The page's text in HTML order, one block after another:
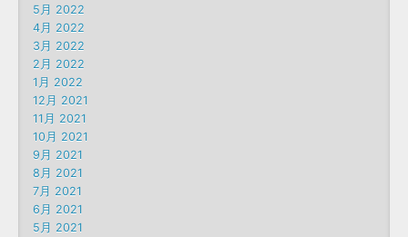
5月 2022
4月 2022
3月 2022
2月 2022
1月 2022
12月 2021
11月 2021
10月 2021
9月 2021
8月 2021
7月 2021
6月 2021
5月 2021